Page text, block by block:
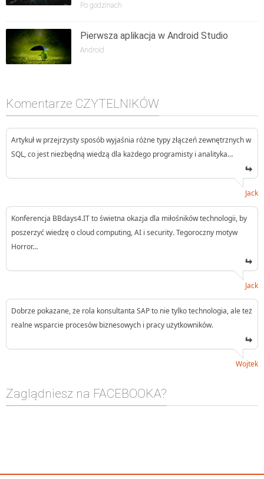
Po godzinach
Pierwsza aplikacja w Android Studio
Android
Komentarze CZYTELNIKÓW
Artykuł w przejrzysty sposób wyjaśnia różne typy złączeń zewnętrznych w
SQL, co jest niezbędną wiedzą dla każdego programisty i analityka…
Jack
Konferencja BBdays4.IT to świetna okazja dla miłośników technologii, by
poszerzyć wiedzę o cloud computing, AI i security. Tegoroczny motyw
Horror…
Jack
Dobrze pokazane, że rola konsultanta SAP to nie tylko technologia, ale też
realne wsparcie procesów biznesowych i pracy użytkowników.
Wojtek
Zaglądniesz na FACEBOOKA?